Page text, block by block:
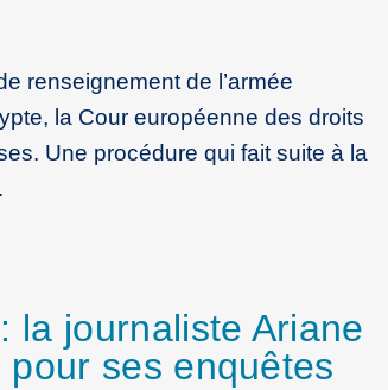
renseignement de l’armée
la Cour européenne des droits
Une procédure qui fait suite à la
la journaliste Ariane
ses enquêtes